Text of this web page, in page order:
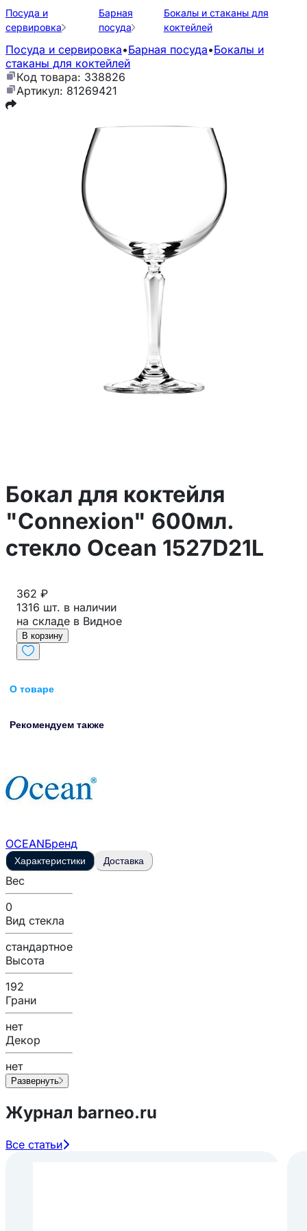
Посуда и
сервировка
Барная
посуда
Бокалы и стаканы для
коктейлей
Посуда и сервировка•Барная посуда•Бокалы и
стаканы для коктейлей
Код товара: 338826
Артикул: 81269421
Бокал для коктейля
"Connexion" 600мл.
стекло Ocean 1527D21L
362 ₽
1316 шт. в наличии
на складе в Видное
В корзину
О товаре
Рекомендуем также
OCEANБренд
Характеристики Доставка
Вес
0
Вид стекла
стандартное
Высота
192
Грани
нет
Декор
нет
Развернуть
Журнал barneo.ru
Все статьи